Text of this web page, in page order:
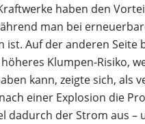
haben den
man bei
Auf der anderen Seite
Klumpen-Risiko,
kann, zeigte sich, als
einer Explosion die
dadurch der Strom aus –